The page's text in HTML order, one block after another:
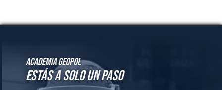
Academia GeoPol
Estás a solo un paso